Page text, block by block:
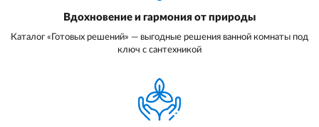
Вдохновение и гармония от природы
Каталог «Готовых решений» — выгодные решения ванной комнаты под
ключ с сантехникой